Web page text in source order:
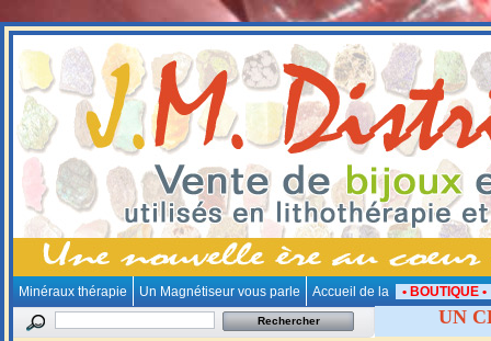
Minéraux thérapie Un Magnétiseur vous parle Accueil de la • BOUTIQUE
UN